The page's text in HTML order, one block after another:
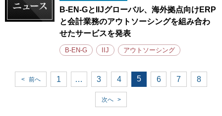
B-EN-GとIIJグローバル、海外拠点向けERP
と会計業務のアウトソーシングを組み合わ
せたサービスを発表
B-EN-G IIJ アウトソーシング
< 前へ 1 … 3 4 5 6 7 8
次へ >